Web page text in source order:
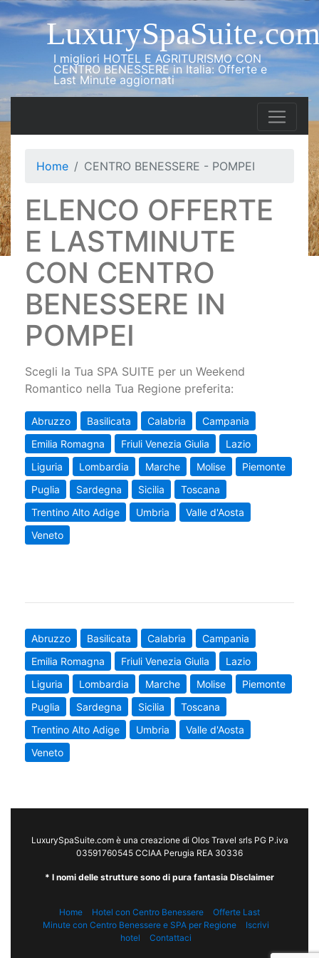
I migliori HOTEL E AGRITURISMO CON
CENTRO BENESSERE in Italia: Offerte e
Last Minute aggiornati
Home CENTRO BENESSERE - POMPEI
ELENCO OFFERTE
E LASTMINUTE
CON CENTRO
BENESSERE IN
POMPEI
Scegli la Tua SPA SUITE per un Weekend
Romantico nella Tua Regione preferita:
Abruzzo Basilicata Calabria
Campania
Emilia Romagna
Friuli Venezia Giulia
Lazio
Liguria
Lombardia Marche Molise
Piemonte
Puglia
Sardegna Sicilia
Toscana
Trentino Alto Adige
Umbria
Valle d'Aosta
Veneto
Abruzzo Basilicata Calabria
Campania
Emilia Romagna
Friuli Venezia Giulia
Lazio
Liguria
Lombardia Marche Molise
Piemonte
Puglia
Sardegna Sicilia
Toscana
Trentino Alto Adige
Umbria
Valle d'Aosta
Veneto
LuxurySpaSuite.com è una creazione di Olos Travel srls PG P.iva
03591760545 CCIAA Perugia REA 30336
* I nomi delle strutture sono di pura fantasia Disclaimer
Home Hotel con Centro Benessere
Offerte Last
Minute con Centro Benessere e SPA per Regione
Iscrivi
hotel
Contattaci